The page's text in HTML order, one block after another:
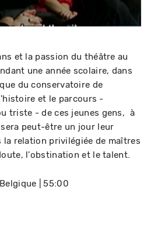
et la passion du théâtre au
une année scolaire, dans
du conservatoire de
et le parcours -
triste - de ces jeunes gens, à
peut-être un jour leur
la relation privilégiée de maîtres
l'obstination et le talent.
Belgique 55:00